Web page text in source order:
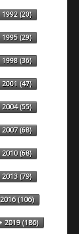
1992(20)
1995(29)
1998(36)
2001 (47)
2004(55)
2007(68)
2010(68)
2013(79)
2016(106)
2019(186)